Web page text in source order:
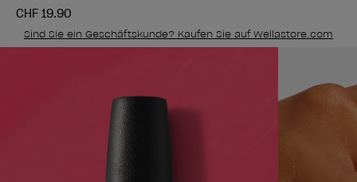
Seite.
CHF 19.90
Sind Sie ein Geschäftskunde? Kaufen Sie auf Wellastore.com